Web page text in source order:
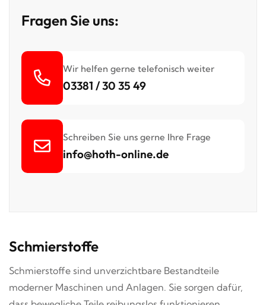
Fragen Sie uns:
fas
phone-
alt
Wir helfen gerne telefonisch weiter
03381 / 30 35 49
far
fa-
envelope
Schreiben Sie uns gerne Ihre Frage
info@hoth-online.de
Schmierstoffe
Schmierstoffe sind unverzichtbare Bestandteile
moderner Maschinen und Anlagen. Sie sorgen dafür,